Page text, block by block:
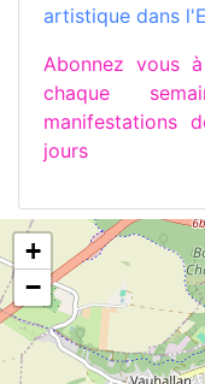
artistique dans
Abonnez vous
chaque
manifestations
jours
+
−